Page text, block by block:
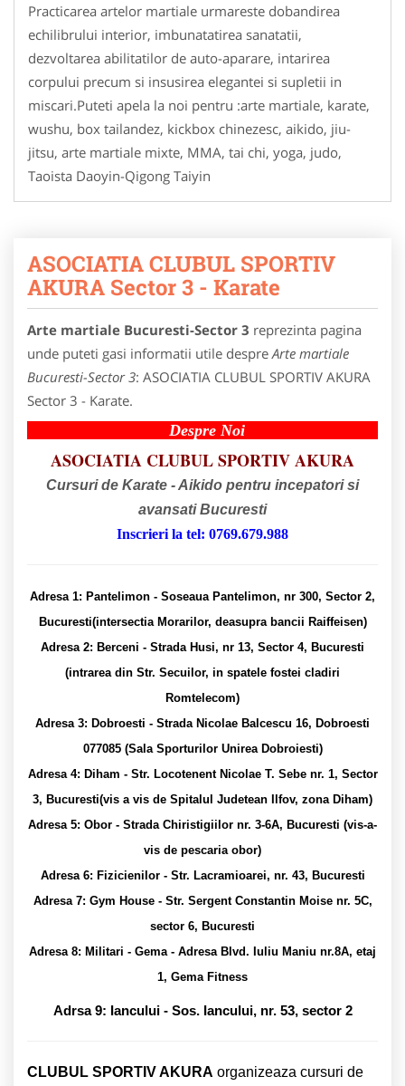
Practicarea artelor martiale urmareste dobandirea
echilibrului interior, imbunatatirea sanatatii,
dezvoltarea abilitatilor de auto-aparare, intarirea
corpului precum si insusirea elegantei si supletii in
miscari.Puteti apela la noi pentru :arte martiale, karate,
wushu, box tailandez, kickbox chinezesc, aikido, jiu-
jitsu, arte martiale mixte, MMA, tai chi, yoga, judo,
Taoista Daoyin-Qigong Taiyin
ASOCIATIA CLUBUL SPORTIV
AKURA Sector 3 - Karate
Arte martiale Bucuresti-Sector 3 reprezinta pagina
unde puteti gasi informatii utile despre Arte martiale
Bucuresti-Sector 3: ASOCIATIA CLUBUL SPORTIV AKURA
Sector 3 - Karate.
Despre Noi
ASOCIATIA CLUBUL SPORTIV AKURA
Cursuri de Karate - Aikido pentru incepatori si
avansati Bucuresti
Inscrieri la tel: 0769.679.988
Adresa 1: Pantelimon - Soseaua Pantelimon, nr 300, Sector 2,
Bucuresti(intersectia Morarilor, deasupra bancii Raiffeisen)
Adresa 2: Berceni - Strada Husi, nr 13, Sector 4, Bucuresti
(intrarea din Str. Secuilor, in spatele fostei cladiri
Romtelecom)
Adresa 3: Dobroesti - Strada Nicolae Balcescu 16, Dobroesti
077085 (Sala Sporturilor Unirea Dobroiesti​)
Adresa 4: Diham - Str. Locotenent Nicolae T. Sebe nr. 1, Sector
3, Bucuresti(vis a vis de Spitalul Judetean Ilfov, zona Diham)
Adresa 5: Obor - Strada Chiristigiilor nr. 3-6A, Bucuresti (vis-a-
vis de pescaria obor)
Adresa 6: Fizicienilor - Str. Lacramioarei, nr. 43, Bucuresti
Adresa 7: Gym House - Str. Sergent Constantin Moise nr. 5C,
sector 6, Bucuresti
Adresa 8: Militari - Gema - Adresa Blvd. Iuliu Maniu nr.8A, etaj
1, Gema Fitness
Adrsa 9: Iancului - Sos. Iancului, nr. 53, sector 2
CLUBUL SPORTIV AKURA organizeaza cursuri de